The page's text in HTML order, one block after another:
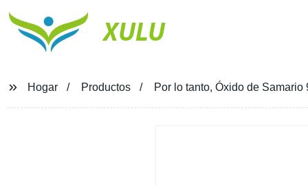
XULU
Hogar Productos Por lo tanto, Óxido de